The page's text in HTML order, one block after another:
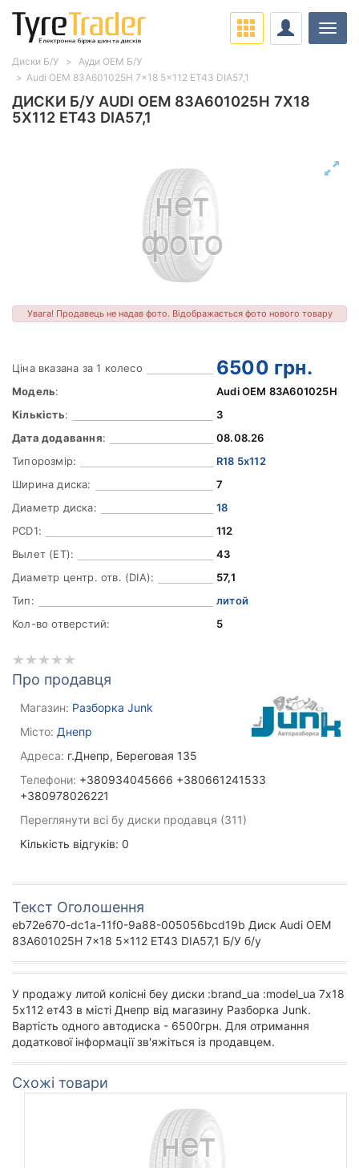
ДИСКИ Б/У AUDI OEM 83A601025H 7X18
5X112 ET43 DIA57,1
Увага! Продавець не надав фото. Відображається фото нового товару
Ціна вказана за 1 колесо 6500 грн.
Модель:
Audi OEM 83A601025H
Кількість:
3
Дата додавання:
08.08.26
Типорозмір:
R18 5x112
Ширина диска:
7
Диаметр диска:
18
PCD1:
112
Вылет (ET):
43
Диаметр центр. отв. (DIA):
57,1
Тип:
литой
Кол-во отверстий:
5
Про продавця
Магазин: Разборка Junk
Місто: Днепр
Адреса: г.Днепр, Береговая 135
Телефони: +380934045666 +380661241533
+380978026221
Переглянути всі бу диски продавця (311)
Кількість відгуків: 0
Текст Оголошення
eb72e670-dc1a-11f0-9a88-005056bcd19b Диск Audi OEM
83A601025H 7x18 5x112 ET43 DIA57,1 Б/У б/у
У продажу литой колісні беу диски :brand_ua :model_ua 7х18
5х112 ет43 в місті Днепр від магазину Разборка Junk.
Вартість одного автодиска - 6500грн. Для отримання
додаткової інформації зв'яжіться із продавцем.
Схожі товари
Диски Б/У
Ауди ОЕМ Б/У
Audi OEM 83A601025H 7x18 5x112 ET43 DIA57,1